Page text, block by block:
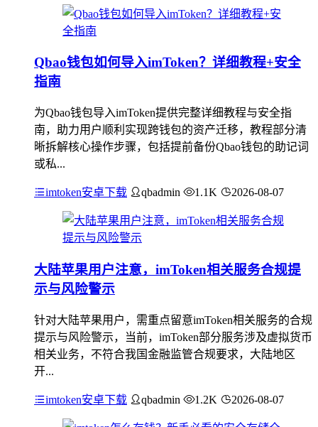
Qbao钱包如何导入imToken？详细教程+安全
指南
为Qbao钱包导入imToken提供完整详细教程与安全指
南，助力用户顺利实现跨钱包的资产迁移，教程部分清
晰拆解核心操作步骤，包括提前备份Qbao钱包的助记词
或私...
imtoken安卓下载 qbadmin 1.1K 2026-08-07
大陆苹果用户注意，imToken相关服务合规提
示与风险警示
针对大陆苹果用户，需重点留意imToken相关服务的合规
提示与风险警示，当前，imToken部分服务涉及虚拟货币
相关业务，不符合我国金融监管合规要求，大陆地区
开...
imtoken安卓下载 qbadmin 1.2K 2026-08-07